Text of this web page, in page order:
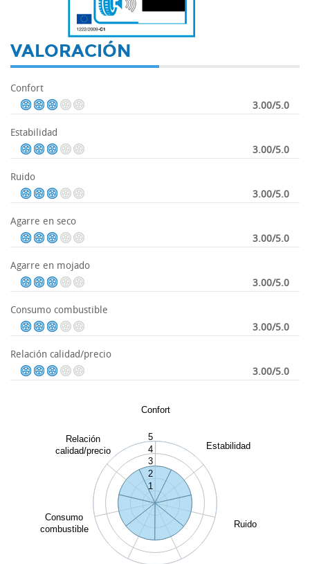
VALORACIÓN
Confort
3.00/5.0
Estabilidad
3.00/5.0
Ruido
3.00/5.0
Agarre en seco
3.00/5.0
Agarre en mojado
3.00/5.0
Consumo combustible
3.00/5.0
Relación calidad/precio
3.00/5.0
Confort
Estabilidad
Ruido
Consumo
combustible
Relación
calidad/precio
1
2
3
4
5